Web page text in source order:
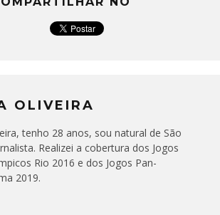
OLIVEIRA
tenho 28 anos, sou natural de São
Realizei a cobertura dos Jogos
Rio 2016 e dos Jogos Pan-
2019.